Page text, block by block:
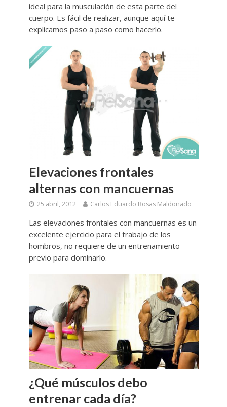
ideal para la musculación de esta parte del
cuerpo. Es fácil de realizar, aunque aquí te
explicamos paso a paso como hacerlo.
Elevaciones frontales
alternas con mancuernas
25 abril, 2012 Carlos Eduardo Rosas Maldonado
Las elevaciones frontales con mancuernas es un
excelente ejercicio para el trabajo de los
hombros, no requiere de un entrenamiento
previo para dominarlo.
¿Qué músculos debo
entrenar cada día?